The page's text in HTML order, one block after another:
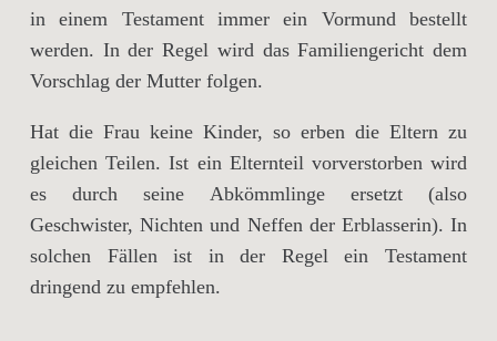
in einem Testament immer ein Vormund bestellt
werden. In der Regel wird das Familiengericht dem
Vorschlag der Mutter folgen.
Hat die Frau keine Kinder, so erben die Eltern zu
gleichen Teilen. Ist ein Elternteil vorverstorben wird
es durch seine Abkömmlinge ersetzt (also
Geschwister, Nichten und Neffen der Erblasserin). In
solchen Fällen ist in der Regel ein Testament
dringend zu empfehlen.